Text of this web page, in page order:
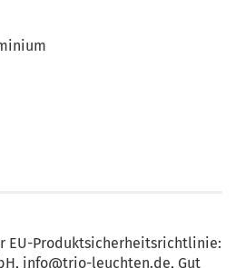
EU-Produktsicherheitsrichtlinie:
info@trio-leuchten.de, Gut